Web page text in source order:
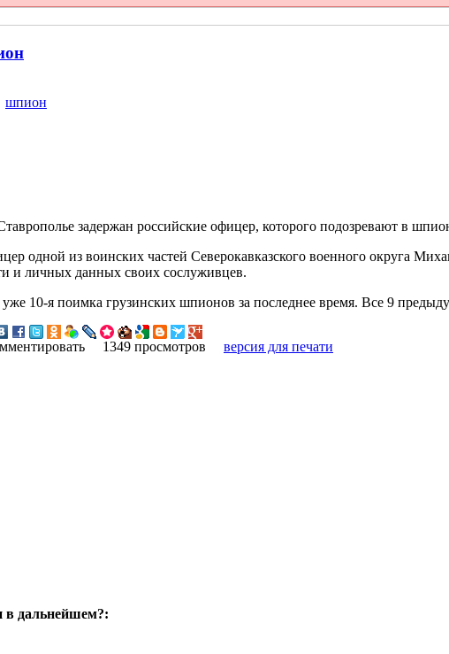
шпион
задержан российские офицер, которого подозревают в
одной из воинских частей Северокавказского военного округа
и личных данных своих сослуживцев.
10-я поимка грузинских шпионов за последнее время. Все 9
1349 просмотров версия для печати
в дальнейшем?: